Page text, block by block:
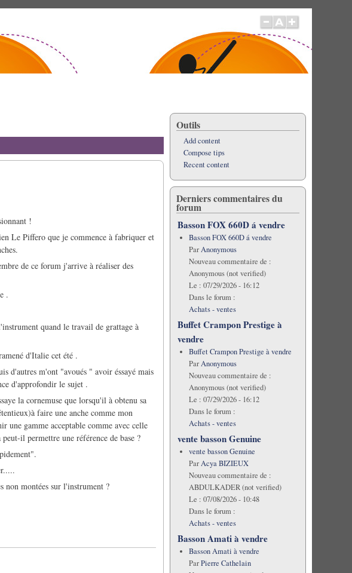
!
Le Piffero que je commence à fabriquer et
de ce forum j'arrive à réaliser des
.
quand le travail de grattage à
d'Italie cet été .
d'autres m'ont "avoués " avoir éssayé mais
d'approfondir le sujet .
la cornemuse que lorsqu'il à obtenu sa
faire une anche comme mon
une gamme acceptable comme avec celle
il permettre une référence de base ?
non montées sur l'instrument ?
Outils
Add content
Compose tips
Recent content
Derniers commentaires du
forum
Basson FOX 660D á vendre
Basson FOX 660D á vendre
ParAnonymous
Nouveau commentaire de :
Anonymous (not verified)
Le : 07/29/2026 - 16:12
Dans le forum :
Achats - ventes
Buffet Crampon Prestige à
vendre
Buffet Crampon Prestige à vendre
ParAnonymous
Nouveau commentaire de :
Anonymous (not verified)
Le : 07/29/2026 - 16:12
Dans le forum :
Achats - ventes
vente basson Genuine
vente basson Genuine
ParAcya BIZIEUX
Nouveau commentaire de :
ABDULKADER (not verified)
Le : 07/08/2026 - 10:48
Dans le forum :
Achats - ventes
Basson Amati à vendre
Basson Amati à vendre
ParPierre Cathelain